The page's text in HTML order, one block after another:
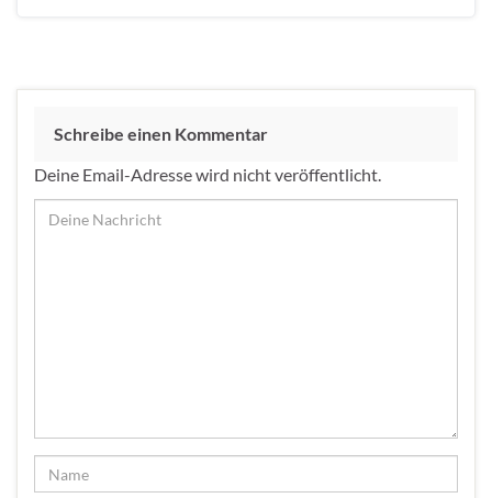
Schreibe einen Kommentar
Deine Email-Adresse wird nicht veröffentlicht.